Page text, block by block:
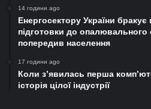
14 години ago
Енергосектору України
підготовки до
попередив населення
17 години ago
Коли з’явилась перша
історія цілої індустрії